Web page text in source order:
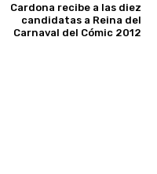
Cardona recibe a las diez
candidatas a Reina del
Carnaval del Cómic 2012